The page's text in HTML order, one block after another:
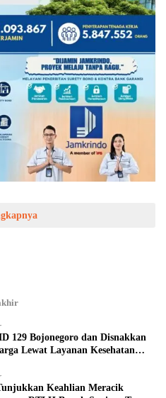
129 Bojonegoro dan Disnakkan
Lewat Layanan Kesehatan
Keahlian Meracik